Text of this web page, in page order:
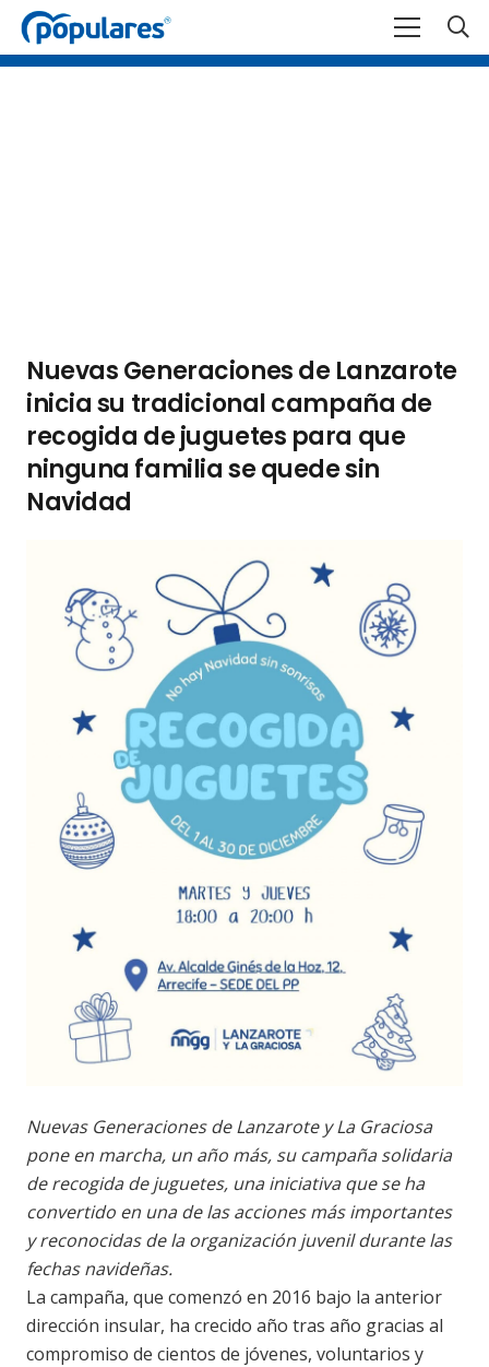
Nuevas Generaciones de Lanzarote
inicia su tradicional campaña de
recogida de juguetes para que
ninguna familia se quede sin
Navidad
Nuevas Generaciones de Lanzarote y La Graciosa
pone en marcha, un año más, su campaña solidaria
de recogida de juguetes, una iniciativa que se ha
convertido en una de las acciones más importantes
y reconocidas de la organización juvenil durante las
fechas navideñas.
La campaña, que comenzó en 2016 bajo la anterior
dirección insular, ha crecido año tras año gracias al
compromiso de cientos de jóvenes, voluntarios y